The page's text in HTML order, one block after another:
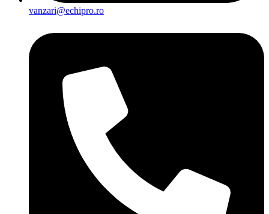
vanzari@echipro.ro